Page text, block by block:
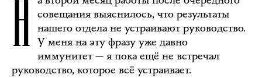
Н совещания выяснилось, что результаты
нашего отдела не устраивают руководство.
У меня на эту фразу уже давно
иммунитет — я пока ещё не встречал
руководство, которое всё устраивает.